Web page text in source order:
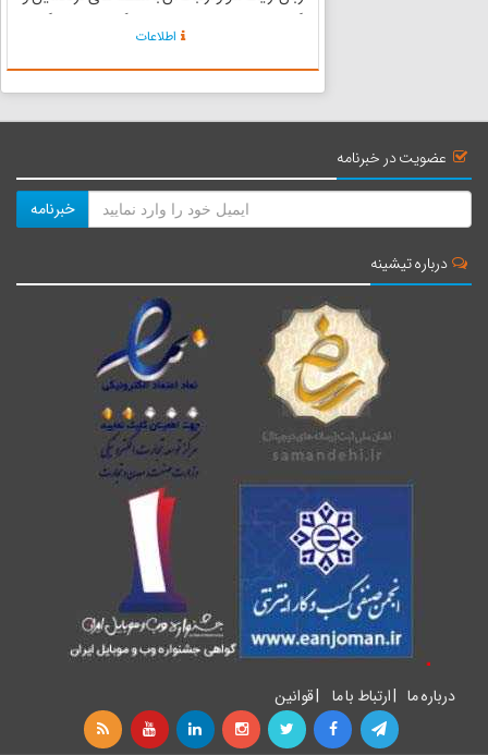
گیلک‌نشین و تهران از سویی دیگر زمینة شکل‌گیری
نوعی از موسیقی محلی ویژه‌ای را فراهم آورده که به
« موسیقی زنجانی...
اطلاعات
عضویت در خبرنامه
خبرنامه
درباره تیشینه
درباره ما |ارتباط با ما |قوانین